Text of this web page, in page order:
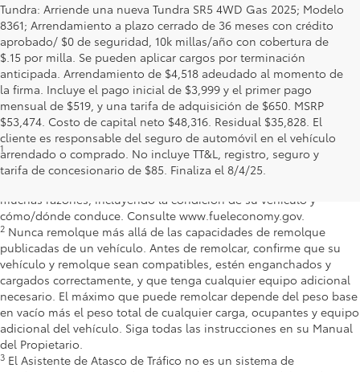
Tundra: Arriende una nueva Tundra SR5 4WD Gas 2025; Modelo
8361; Arrendamiento a plazo cerrado de 36 meses con crédito
aprobado/ $0 de seguridad, 10k millas/año con cobertura de
$.15 por milla. Se pueden aplicar cargos por terminación
anticipada. Arrendamiento de $4,518 adeudado al momento de
la firma. Incluye el pago inicial de $3,999 y el primer pago
mensual de $519, y una tarifa de adquisición de $650. MSRP
$53,474. Costo de capital neto $48,316. Residual $35,828. El
cliente es responsable del seguro de automóvil en el vehículo
arrendado o comprado. No incluye TT&L, registro, seguro y
tarifa de concesionario de $85. Finaliza el 8/4/25.
1 Clasificación de MPG según la EPA de 39 en ciudad/37 en
carretera/38 combinadas para el Toyota Crown Signia 2025.
muchas razones, incluyendo la condición de su vehículo y
cómo/dónde conduce. Consulte www.fueleconomy.gov.
2 Nunca remolque más allá de las capacidades de remolque
publicadas de un vehículo. Antes de remolcar, confirme que su
vehículo y remolque sean compatibles, estén enganchados y
cargados correctamente, y que tenga cualquier equipo adicional
necesario. El máximo que puede remolcar depende del peso base
en vacío más el peso total de cualquier carga, ocupantes y equipo
adicional del vehículo. Siga todas las instrucciones en su Manual
del Propietario.
3 El Asistente de Atasco de Tráfico no es un sistema de